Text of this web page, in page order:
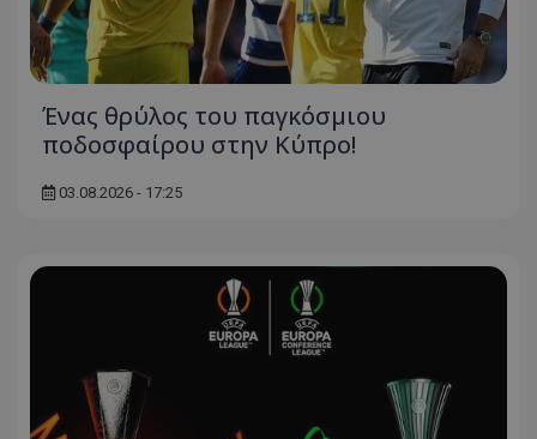
Ένας θρύλος του παγκόσμιου
ποδοσφαίρου στην Κύπρο!
03.08.2026 - 17:25